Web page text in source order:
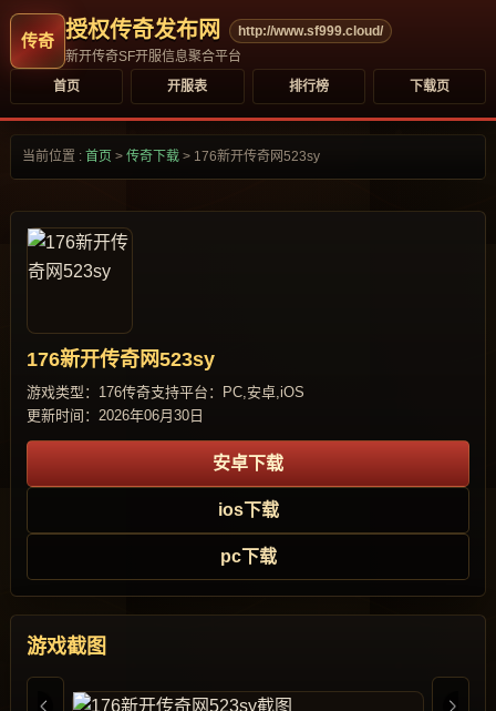
授权传奇发布网
http://www.sf999.cloud/
新开传奇SF开服信息聚合平台
首页
开服表 排行榜 下载页
当前位置 : 首页 > 传奇下载 > 176新开传奇网523sy
176新开传奇网523sy
游戏类型：176传奇支持平台：PC,安卓,iOS
更新时间：2026年06月30日
安卓下载
ios下载
pc下载
游戏截图